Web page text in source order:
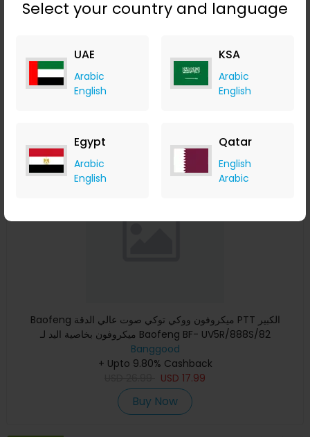
Select your country and language
UAE
Arabic
English
KSA
Arabic
English
Egypt
Arabic
English
Qatar
English
Arabic
Banggood
+ Upto 9.80% Cashback
USD6.99
Save 59%
Baofeng ميكروفون ووكي توكي صوت عالي الدقة PTT الكبير
ميكروفون بخاصية اليد لـ Baofeng BF- UV5R/888S/82
Banggood
+ Upto 9.80% Cashback
USD 17.99
Buy Now